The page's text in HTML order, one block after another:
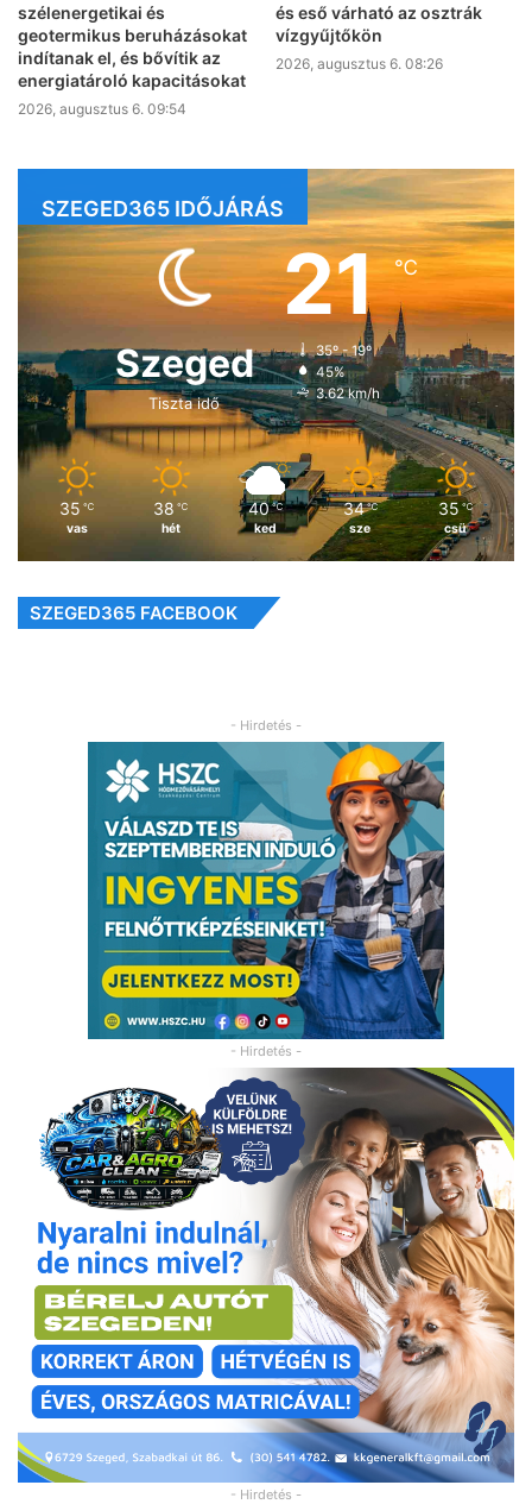
szélenergetikai és
geotermikus beruházásokat
indítanak el, és bővítik az
energiatároló kapacitásokat
2026, augusztus 6. 09:54
és eső várható az osztrák
vízgyűjtőkön
2026, augusztus 6. 08:26
SZEGED365 IDŐJÁRÁS
Szeged
Tiszta idő
21℃
35º - 19º
45%
3.62 km/h
35 ℃
vas
38 ℃
hét
40 ℃
ked
34 ℃
sze
35 ℃
csü
SZEGED365 FACEBOOK
- Hirdetés -
- Hirdetés -
- Hirdetés -